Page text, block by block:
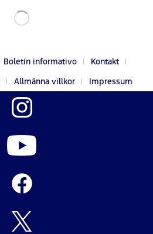
Boletín informativo
Kontakt
Allmänna villkor Impressum